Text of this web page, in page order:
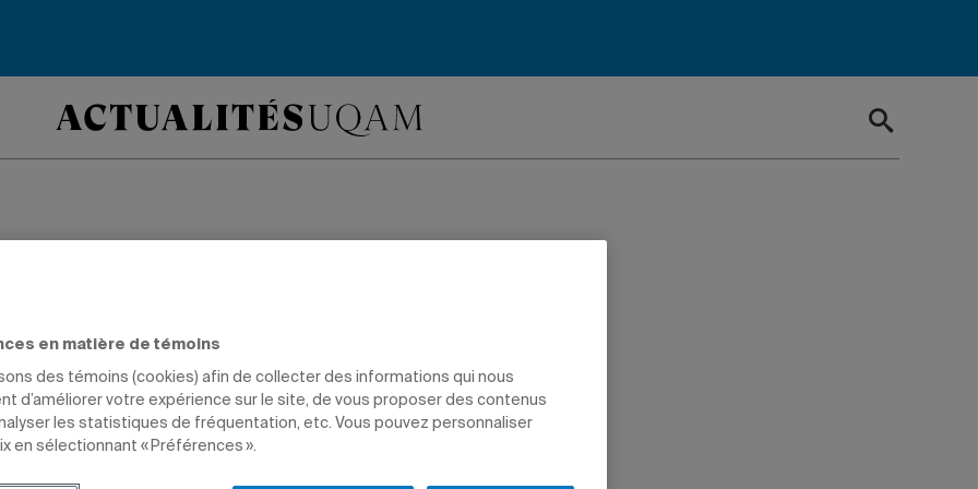
participe au projet
PROFESSEURS
en matière de témoins
des témoins (cookies) afin de collecter des informations qui nous
d’améliorer votre expérience sur le site, de vous proposer des contenus
les statistiques de fréquentation, etc. Vous pouvez personnaliser
en sélectionnant « Préférences ».